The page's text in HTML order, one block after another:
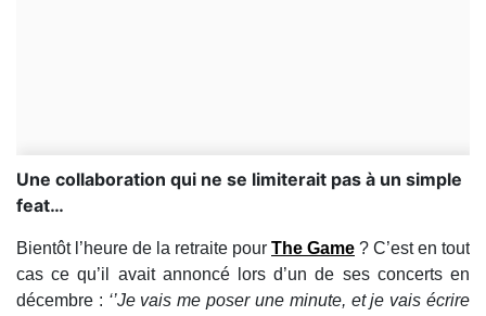
​Une collaboration qui ne se limiterait pas à un simple
feat…
Bientôt l’heure de la retraite pour The Game ? C’est en tout
cas ce qu’il avait annoncé lors d’un de ses concerts en
décembre : ‘’Je vais me poser une minute, et je vais écrire